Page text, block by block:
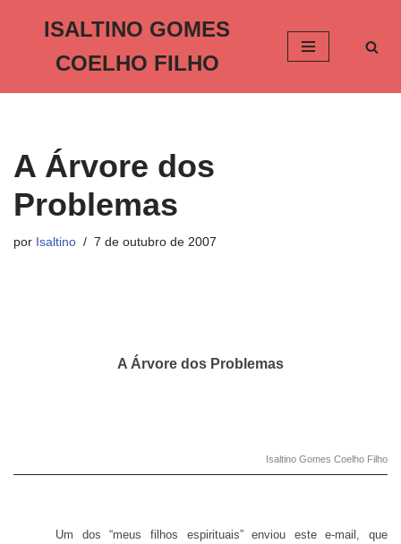
o
ISALTINO GOMES
COELHO FILHO
A Árvore dos
Problemas
por Isaltino 7 de outubro de 2007
A Árvore dos Problemas
Isaltino Gomes Coelho Filho
Um dos “meus filhos espirituais” enviou este e-mail, que